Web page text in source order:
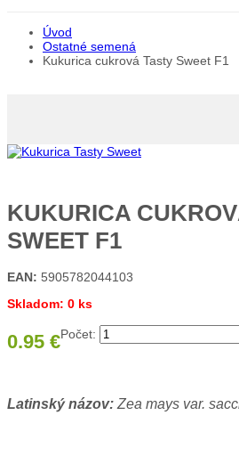
Úvod
Ostatné semená
Kukurica cukrová Tasty Sweet F1
KUKURICA
SWEET F1
EAN: 5905782044103
Skladom: 0 ks
0.95 €Počet:
Latinský názov:Zea mays var.